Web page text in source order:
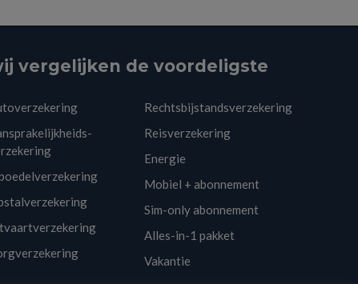
vergelijken de voordeligste
Rechtsbijstandsverzekering
Reisverzekering
Energie
Mobiel + abonnement
Sim-only abonnement
Alles-in-1 pakket
Vakantie